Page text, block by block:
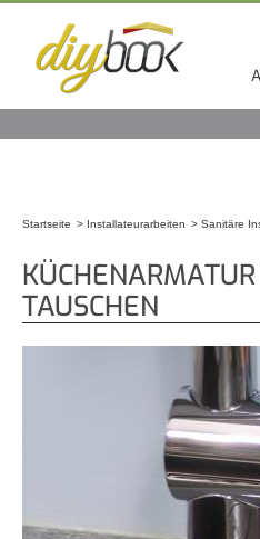
Startseite Installateurarbeiten Sanitäre
TAUSCHEN